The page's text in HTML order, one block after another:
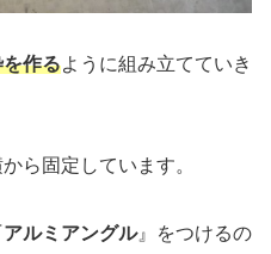
作るように組み立てていき
ら固定しています。
アルミアングル』をつけるの